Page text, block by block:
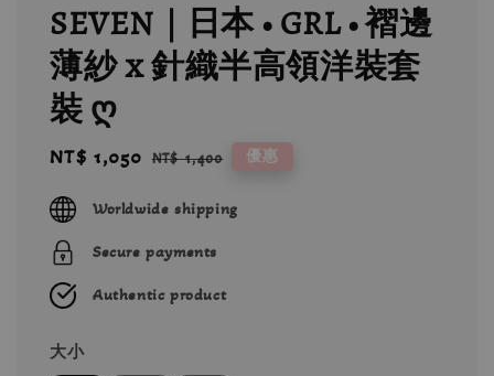
SEVEN｜日本 • GRL • 褶邊
薄紗 x 針織半高領洋裝套
裝 ღ
Sale
NT$ 1,050 Regular
NT$ 1,400 優惠
Worldwide shipping
Secure payments
Authentic product
大小